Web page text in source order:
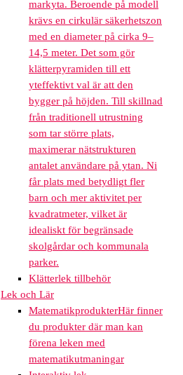
markyta. Beroende på modell
krävs en cirkulär säkerhetszon
med en diameter på cirka 9–
14,5 meter. Det som gör
klätterpyramiden till ett
yteffektivt val är att den
bygger på höjden. Till skillnad
från traditionell utrustning
som tar större plats,
maximerar nätstrukturen
antalet användare på ytan. Ni
får plats med betydligt fler
barn och mer aktivitet per
kvadratmeter, vilket är
idealiskt för begränsade
skolgårdar och kommunala
parker.
Klätterlek tillbehör
Lek och Lär
MatematikprodukterHär finner
du produkter där man kan
förena leken med
matematikutmaningar